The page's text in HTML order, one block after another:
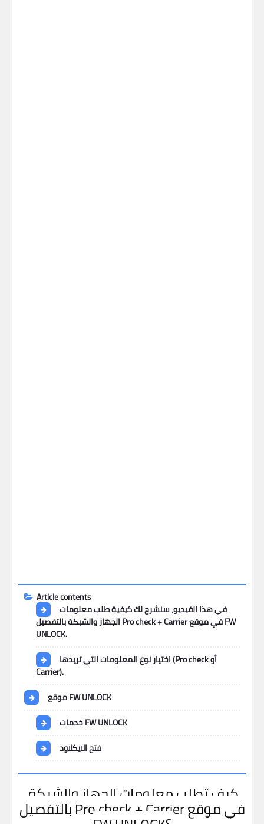
Article contents
في هذا الفيديو، سنشرح لك كيفية طلب معلومات
الجهاز والشبكة بالتفصيل Pro check + Carrier في موقع FW
UNLOCK.
اختيار نوع المعلومات التي تريدها (Pro check أو
Carrier).
موقع FW UNLOCK
خدمات FW UNLOCK
فتح الايكلاود
كيف تطلب معلومات الجهاز والشبكة
بالتفصيل Pro check + Carrier في موقع